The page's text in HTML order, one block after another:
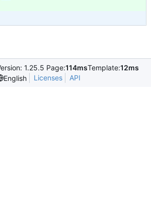
1.25.5 Page:114msTemplate:12ms
English
Licenses API